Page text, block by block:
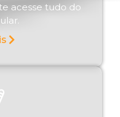
acesse tudo do